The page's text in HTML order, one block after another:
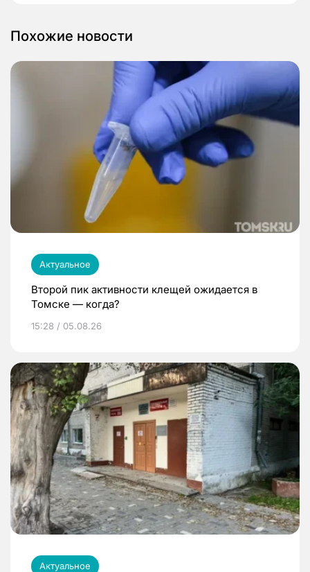
Похожие новости
Актуальное
Второй пик активности клещей ожидается в
Томске — когда?
15:28 / 05.08.26
Актуальное